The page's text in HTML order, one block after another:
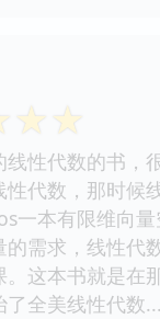
☆☆
线性代数的书，
代数，那时候
一本有限维向
需求，线性代
这本书就是在
全美线性代数...